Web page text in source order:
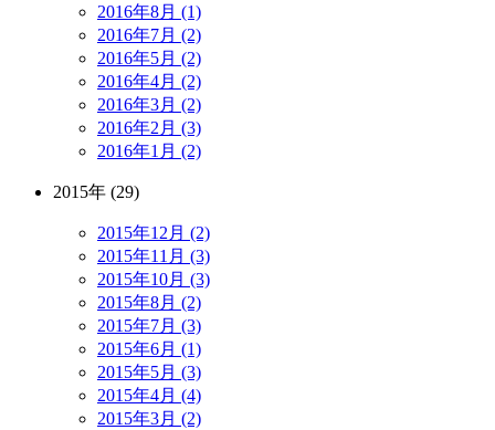
2016年8月 (1)
2016年7月 (2)
2016年5月 (2)
2016年4月 (2)
2016年3月 (2)
2016年2月 (3)
2016年1月 (2)
2015年 (29)
2015年12月 (2)
2015年11月 (3)
2015年10月 (3)
2015年8月 (2)
2015年7月 (3)
2015年6月 (1)
2015年5月 (3)
2015年4月 (4)
2015年3月 (2)